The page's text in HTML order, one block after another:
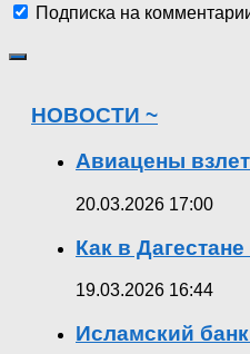
Подписка на
НОВОСТИ ~
Авиацены
20.03.2026 17:00
Как в
19.03.2026 16:44
Исламский